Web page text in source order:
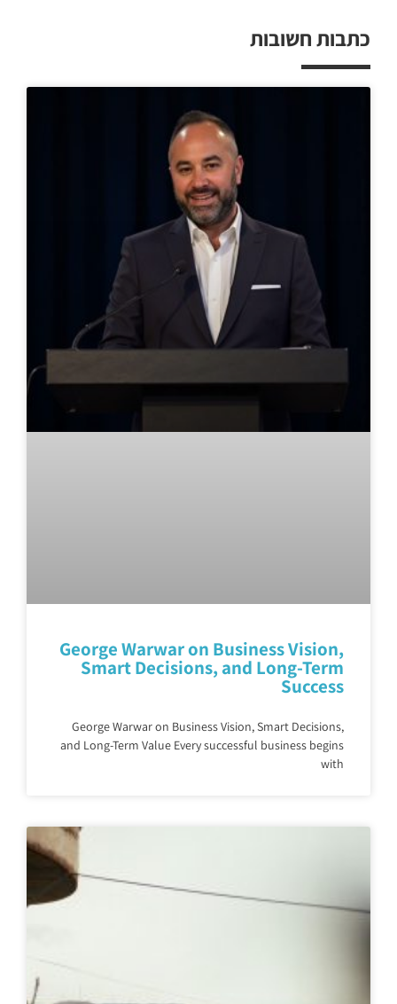
כתבות חשובות
George Warwar on Business Vision,
Smart Decisions, and Long-Term
Success
George Warwar on Business Vision, Smart Decisions,
and Long-Term Value Every successful business begins
with